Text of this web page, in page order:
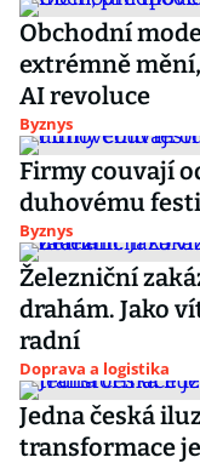
Obchodní
extrémně
AI revoluce
Byznys
Firmy couvají
duhovému
Byznys
Železniční
drahám. Jako
radní
Doprava a logistika
Jedna česká
transformace